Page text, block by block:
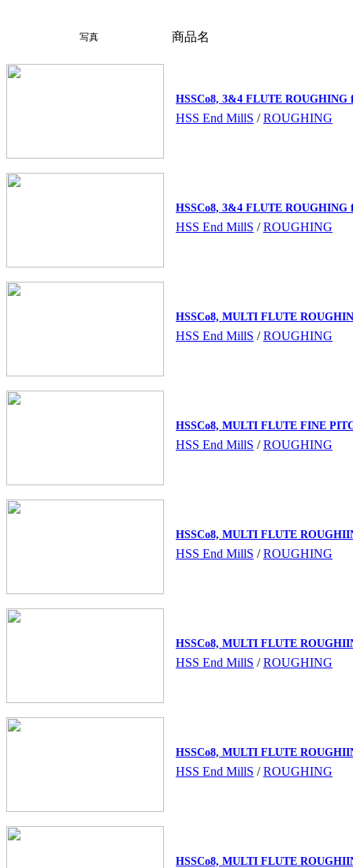
写真 商品名
HSSCo8, 3&4 FLUTE
HSS End MillS /ROUGHING
HSSCo8, 3&4 FLUTE
HSS End MillS /ROUGHING
HSSCo8, MULTI FLUTE
HSS End MillS /ROUGHING
HSSCo8, MULTI FLUTE FINE
HSS End MillS /ROUGHING
HSSCo8, MULTI FLUTE
HSS End MillS /ROUGHING
HSSCo8, MULTI FLUTE
HSS End MillS /ROUGHING
HSSCo8, MULTI FLUTE
HSS End MillS /ROUGHING
HSSCo8, MULTI FLUTE